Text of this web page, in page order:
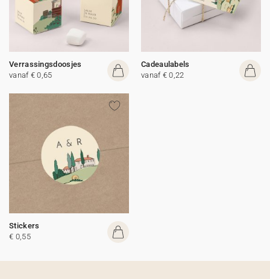
Verrassingsdoosjes
vanaf € 0,65
Cadeaulabels
vanaf € 0,22
Stickers
€ 0,55